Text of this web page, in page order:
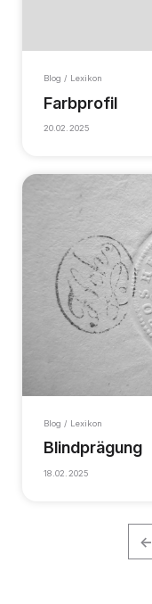
Blog / Lexikon
Farbprofil
20.02.2025
Blog / Lexikon
Blindprägung
18.02.2025
←